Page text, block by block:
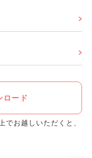
ロード
でお越しいただくと、